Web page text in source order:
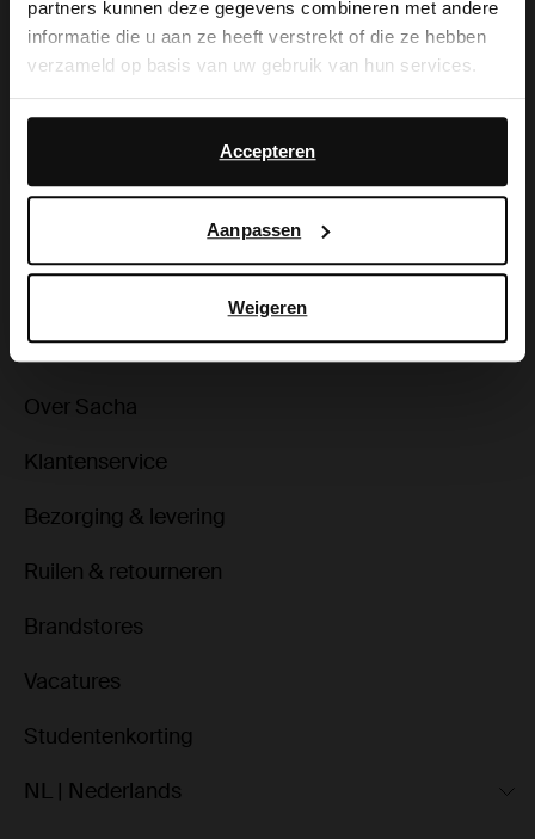
partners kunnen deze gegevens combineren met andere
informatie die u aan ze heeft verstrekt of die ze hebben
verzameld op basis van uw gebruik van hun services.
Daarnaast werken wij samen met Google voor
advertentie- en meetdoeleinden. Meer informatie over
hoe Google uw persoonsgegevens gebruikt, vindt u op
Accepteren
Aanpassen
Weigeren
Deze zwarte leren gevlochten ballerina's van Sacha
hebben een platte zool en een dun bandje met
gespsluiting over de voorvoet.
Product details
Over Sacha
Klantenservice
Bezorging & levering
Ruilen & retourneren
Brandstores
Vacatures
Studentenkorting
NL | Nederlands
you like to switch to English?
Yes, switch to
English
No, stay in Dutch